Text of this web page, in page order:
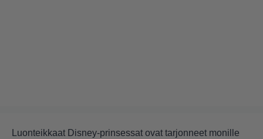
Luonteikkaat Disney-prinsessat ovat tarjonneet monille